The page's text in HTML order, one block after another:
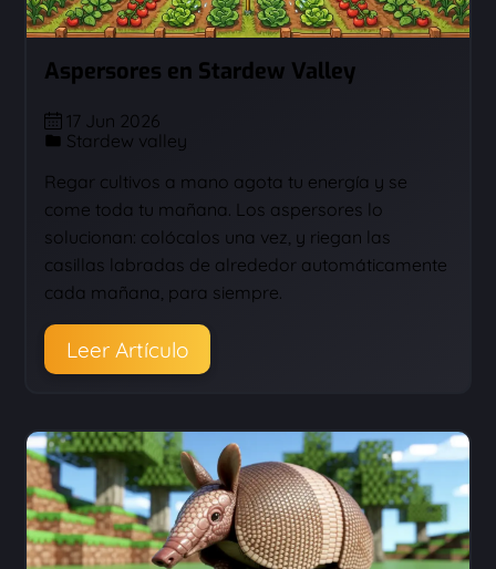
Aspersores en Stardew Valley
17 Jun 2026
Stardew valley
Regar cultivos a mano agota tu energía y se
come toda tu mañana. Los aspersores lo
solucionan: colócalos una vez, y riegan las
casillas labradas de alrededor automáticamente
cada mañana, para siempre.
Leer Artículo